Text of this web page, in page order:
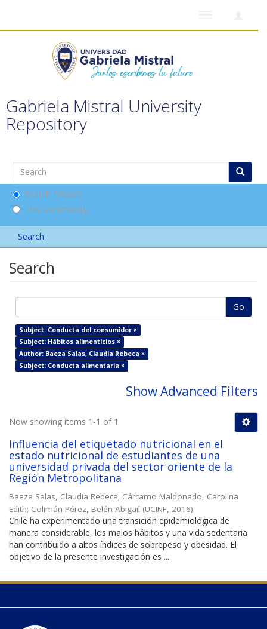
Gabriela Mistral University
Repository
Search DSpace
This Community
Search
Search
Go
Subject: Conducta del consumidor ×
Subject: Hábitos alimenticios ×
Author: Baeza Salas, Claudia Rebeca ×
Subject: Conducta alimentaria ×
Show Advanced Filters
Now showing items 1-1 of 1
Influencia del etiquetado nutricional en el
estado nutricional de estudiantes de una
universidad privada del sector oriente de la
Región Metropolitana
Baeza Salas, Claudia Rebeca; Cárcamo Maldonado, Carolina
Edith; Colimán Pérez, Belén Abigail (UCINF, 2016)
Chile ha experimentado una transición epidemiológica de
manera considerable, los malos hábitos y una vida sedentaria
han contribuido a altos índices de sobrepeso y obesidad. El
objetivo de la presente investigación es ...